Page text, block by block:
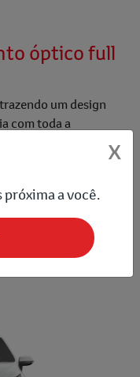
óptico full
um design
com toda a
de farol altoX
a você.